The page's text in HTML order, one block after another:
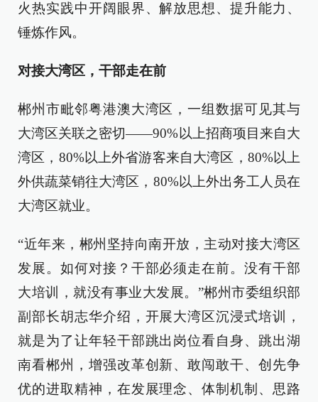
火热实践中开阔眼界、解放思想、提升能力、
锤炼作风。
对接大湾区，干部走在前
郴州市毗邻粤港澳大湾区，一组数据可见其与
大湾区关联之密切——90%以上招商项目来自大
湾区，80%以上外省游客来自大湾区，80%以上
外供蔬菜销往大湾区，80%以上外出务工人员在
大湾区就业。
“近年来，郴州坚持向南开放，主动对接大湾区
发展。如何对接？干部必须走在前。没有干部
大培训，就没有事业大发展。”郴州市委组织部
副部长胡志华介绍，开展大湾区沉浸式培训，
就是为了让年轻干部跳出岗位看自身、跳出湖
南看郴州，增强改革创新、敢闯敢干、创先争
优的进取精神，在发展理念、体制机制、思路